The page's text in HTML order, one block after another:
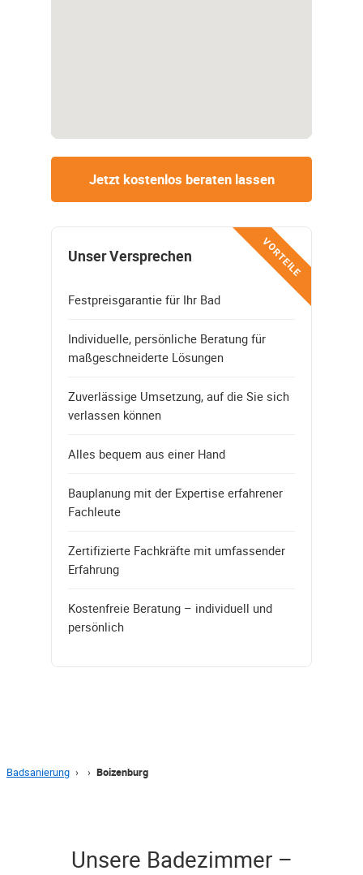
Jetzt kostenlos beraten lassen
VORTEILE
Unser Versprechen
Festpreisgarantie für Ihr Bad
Individuelle, persönliche Beratung für
maßgeschneiderte Lösungen
Zuverlässige Umsetzung, auf die Sie sich
verlassen können
Alles bequem aus einer Hand
Bauplanung mit der Expertise erfahrener
Fachleute
Zertifizierte Fachkräfte mit umfassender
Erfahrung
Kostenfreie Beratung – individuell und
persönlich
Badsanierung › › Boizenburg
Unsere Badezimmer –